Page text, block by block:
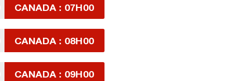
CANADA : 07H00
CANADA : 08H00
CANADA : 09H00